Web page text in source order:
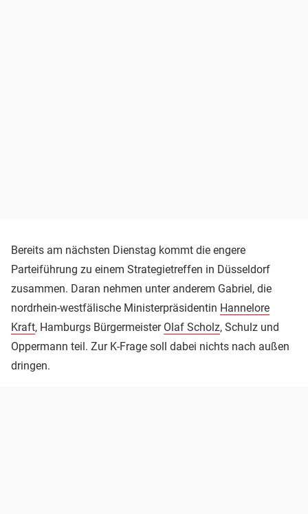
Bereits am nächsten Dienstag kommt die engere
Parteiführung zu einem Strategietreffen in Düsseldorf
zusammen. Daran nehmen unter anderem Gabriel, die
nordrhein-westfälische Ministerpräsidentin Hannelore
Kraft, Hamburgs Bürgermeister Olaf Scholz, Schulz und
Oppermann teil. Zur K-Frage soll dabei nichts nach außen
dringen.